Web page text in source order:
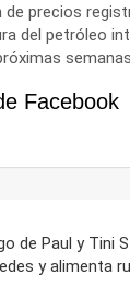
precios
del petróleo
Facebook
de Paul y Tini
y alimenta